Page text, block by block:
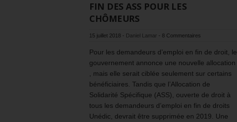
FIN DES ASS POUR LES
CHÔMEURS
15 juillet 2018 - Daniel Lamar - 8 Commentaires
Pour les demandeurs d’emploi en fin de droit, le
gouvernement annonce une nouvelle allocation
, mais elle serait ciblée seulement sur certains
bénéficiaires. Tandis que l’Allocation de
Solidarité Spécifique (ASS), ouverte de droit à
tous les demandeurs d’emploi en fin de droits
Unédic, devrait être supprimée en 2019. Une